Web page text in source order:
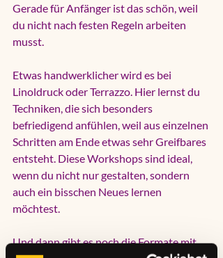
Gerade für Anfänger ist das schön, weil
du nicht nach festen Regeln arbeiten
musst.
Etwas handwerklicher wird es bei
Linoldruck oder Terrazzo. Hier lernst du
Techniken, die sich besonders
befriedigend anfühlen, weil aus einzelnen
Schritten am Ende etwas sehr Greifbares
entsteht. Diese Workshops sind ideal,
wenn du nicht nur gestalten, sondern
auch ein bisschen Neues lernen
möchtest.
Und dann gibt es noch die Formate mit